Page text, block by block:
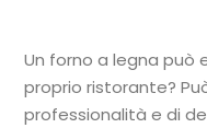
Un forno a legna può
proprio ristorante?
professionalità e di